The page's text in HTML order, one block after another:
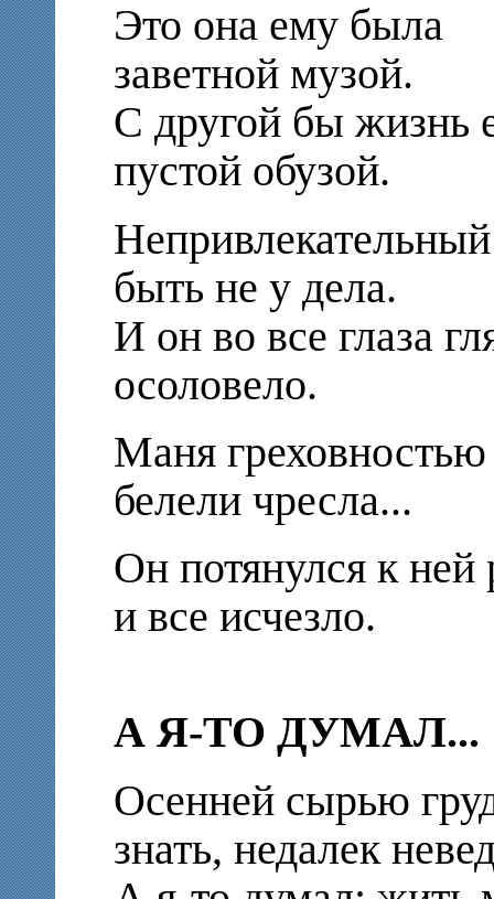
Это она ему была
заветной музой.
С другой бы жизнь
пустой обузой.
быть не у дела.
И он во все глаза
осоловело.
Маня
белели чресла...
Он потянулся к
и все исчезло.
А Я-ТО ДУМАЛ...
Осенней сырью
знать, недалек